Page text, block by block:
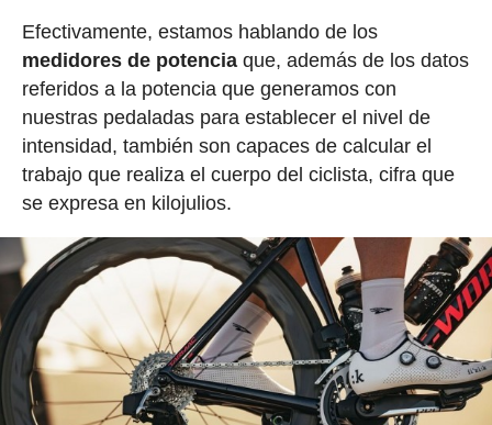
Efectivamente, estamos hablando de los
medidores de potenciaque, además de los datos
referidos a la potencia que generamos con
nuestras pedaladas para establecer el nivel de
intensidad, también son capaces de calcular el
trabajo que realiza el cuerpo del ciclista, cifra que
se expresa en kilojulios.